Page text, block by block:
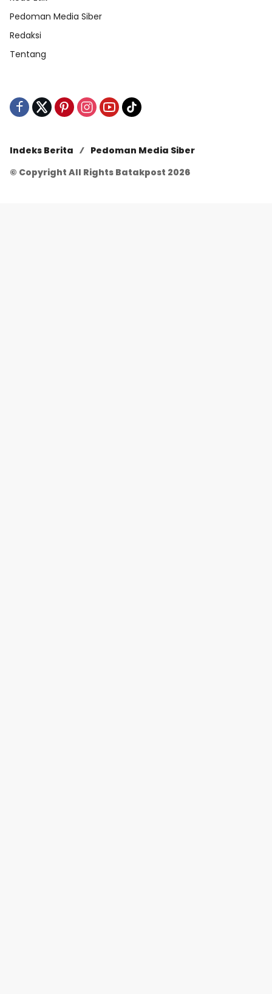
Pedoman Media Siber
Redaksi
Tentang
Indeks Berita
Pedoman Media Siber
© Copyright All Rights Batakpost 2026